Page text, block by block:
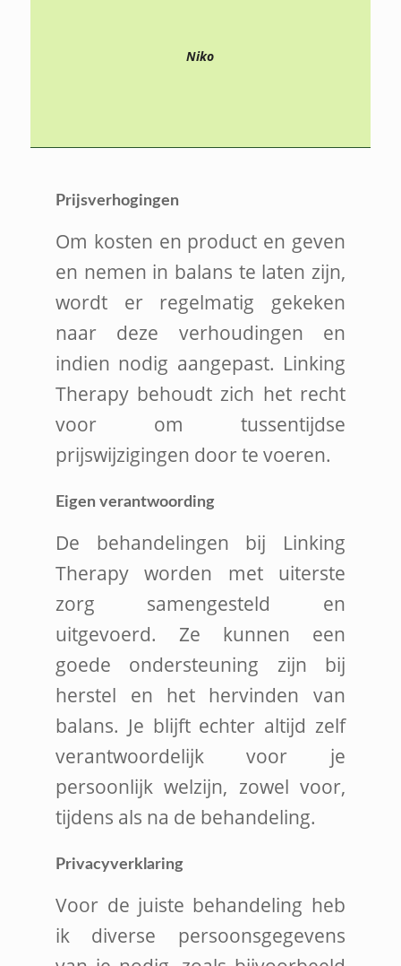
Niko
Prijsverhogingen
Om kosten en product en geven
en nemen in balans te laten zijn,
wordt er regelmatig gekeken
naar deze verhoudingen en
indien nodig aangepast. Linking
Therapy behoudt zich het recht
voor om tussentijdse
prijswijzigingen door te voeren.
Eigen verantwoording
De behandelingen bij Linking
Therapy worden met uiterste
zorg samengesteld en
uitgevoerd. Ze kunnen een
goede ondersteuning zijn bij
herstel en het hervinden van
balans. Je blijft echter altijd zelf
verantwoordelijk voor je
persoonlijk welzijn, zowel voor,
tijdens als na de behandeling.
Privacyverklaring
Voor de juiste behandeling heb
ik diverse persoonsgegevens